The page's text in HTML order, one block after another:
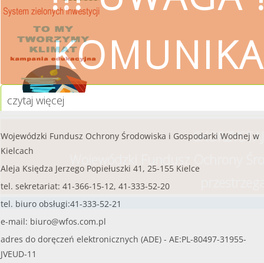
czytaj więcej
czytaj więcej...
Wojewódzki Fundusz Ochrony Środowiska i Gospodarki Wodnej w
Kielcach
Aleja Księdza Jerzego Popiełuszki 41, 25-155 Kielce
tel. sekretariat: 41-366-15-12, 41-333-52-20
tel. biuro obsługi:41-333-52-21
e-mail: biuro@wfos.com.pl
adres do doręczeń elektronicznych (ADE) - AE:PL-80497-31955-
JVEUD-11